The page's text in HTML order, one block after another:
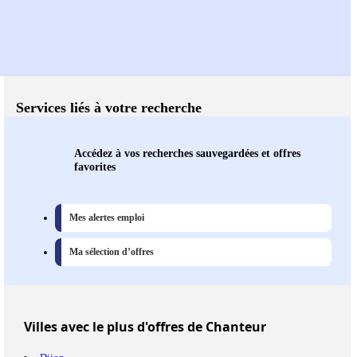
Services liés à votre recherche
Accédez à vos recherches sauvegardées et offres
favorites
Mes alertes emploi
Ma sélection d’offres
Villesavec le plus d'offres de Chanteur